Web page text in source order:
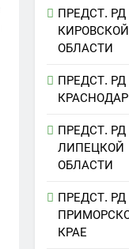
ПРЕДСТ. РД
КИРОВСКОЙ
ОБЛАСТИ
ПРЕДСТ. РД
ПРЕДСТ. РД
ЛИПЕЦКОЙ
ОБЛАСТИ
ПРЕДСТ. РД
КРАЕ